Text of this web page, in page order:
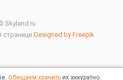
Skyland.ru
странице Designed by Freepik
Обещаем хранитьих аккуратно.